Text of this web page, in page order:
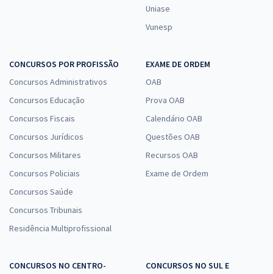
Uniase
Vunesp
CONCURSOS POR PROFISSÃO
Concursos Administrativos
Concursos Educação
Concursos Fiscais
Concursos Jurídicos
Concursos Militares
Concursos Policiais
Concursos Saúde
Concursos Tribunais
Residência Multiprofissional
EXAME DE ORDEM
OAB
Prova OAB
Calendário OAB
Questões OAB
Recursos OAB
Exame de Ordem
CONCURSOS NO CENTRO-
CONCURSOS NO SUL E